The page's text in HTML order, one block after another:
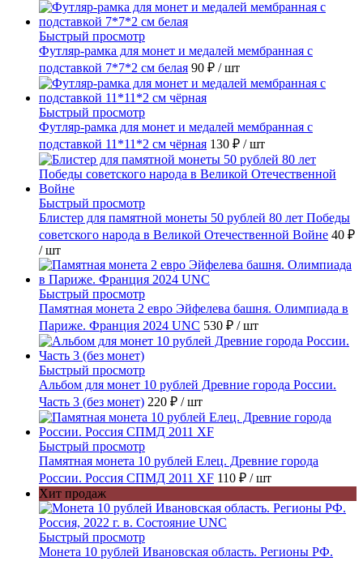
Быстрый просмотр
Футляр-рамка для монет и медалей мембранная с
подставкой 7*7*2 см белая 90 ₽ / шт
Быстрый просмотр
Футляр-рамка для монет и медалей мембранная с
подставкой 11*11*2 см чёрная 130 ₽ / шт
Быстрый просмотр
Блистер для памятной монеты 50 рублей 80 лет Победы
советского народа в Великой Отечественной Войне 40 ₽
/ шт
Быстрый просмотр
Памятная монета 2 евро Эйфелева башня. Олимпиада в
Париже. Франция 2024 UNC 530 ₽ / шт
Быстрый просмотр
Альбом для монет 10 рублей Древние города России.
Часть 3 (без монет) 220 ₽ / шт
Быстрый просмотр
Памятная монета 10 рублей Елец. Древние города
России. Россия СПМД 2011 XF 110 ₽ / шт
Хит продаж
Быстрый просмотр
Монета 10 рублей Ивановская область. Регионы РФ.